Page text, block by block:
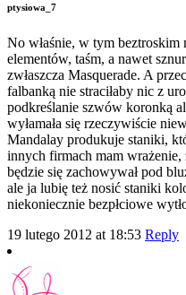
ptysiowa_7
No właśnie, w tym
elementów, taśm, a nawet
zwłaszcza Masquerade. A
falbanką nie straciłaby nic z
podkreślanie szwów koronką
wyłamała się rzeczywiście
Mandalay produkuje staniki,
innych firmach mam wrażenie,
będzie się zachowywał pod
ale ja lubię też nosić staniki
niekoniecznie bezpłciowe
19 lutego 2012 at 18:53 Reply